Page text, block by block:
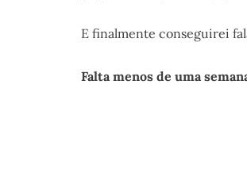
E finalmente conseguirei
Falta menos de uma